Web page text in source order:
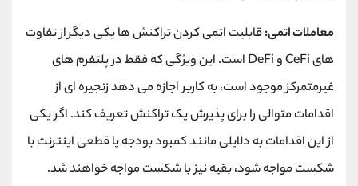
معاملات اتمی:قابلیت اتمی کردن تراکنش ها یکی دیگر از تفاوت
های CeFi و DeFi است. این ویژگی که فقط در پلتفرم ‌های
غیرمتمرکز موجود است، به کاربر اجازه می‌ دهد زنجیره‌ ای از
اقدامات متوالی را برای پذیرش یک تراکنش تعریف کند. اگر یکی
از این اقدامات به دلایلی مانند کمبود بودجه یا قطعی اینترنت با
شکست مواجه شود، بقیه نیز با شکست مواجه خواهند شد.